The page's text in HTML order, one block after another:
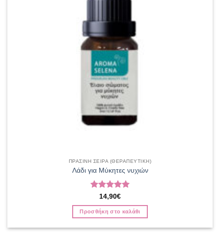
ΠΡΑΣΙΝΗ ΣΕΙΡΑ (ΘΕΡΑΠΕΥΤΙΚΗ)
Λάδι για Μύκητες νυχιών
Βαθμολογήθηκε
με5από 5
14,90€
Προσθήκη στο καλάθι